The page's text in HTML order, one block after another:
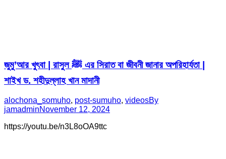
জুমু’আর খুৎবা | রাসুল ﷺ এর সিরাত বা জীবনী জানার অপরিহার্যতা |
শাইখ ড. শহীদুল্লাহ খান মাদানী
alochona_somuho, post-sumuho, videosBy
jamadminNovember 12, 2024
https://youtu.be/n3L8oOA9ttc